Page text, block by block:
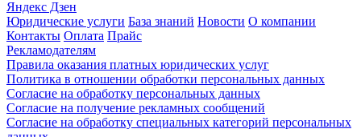
Яндекс Дзен
Юридические услуги База знаний Новости О компании
Контакты Оплата Прайс
Рекламодателям
Правила оказания платных юридических услуг
Политика в отношении обработки персональных данных
Согласие на обработку персональных данных
Согласие на получение рекламных сообщений
Согласие на обработку специальных категорий персональных